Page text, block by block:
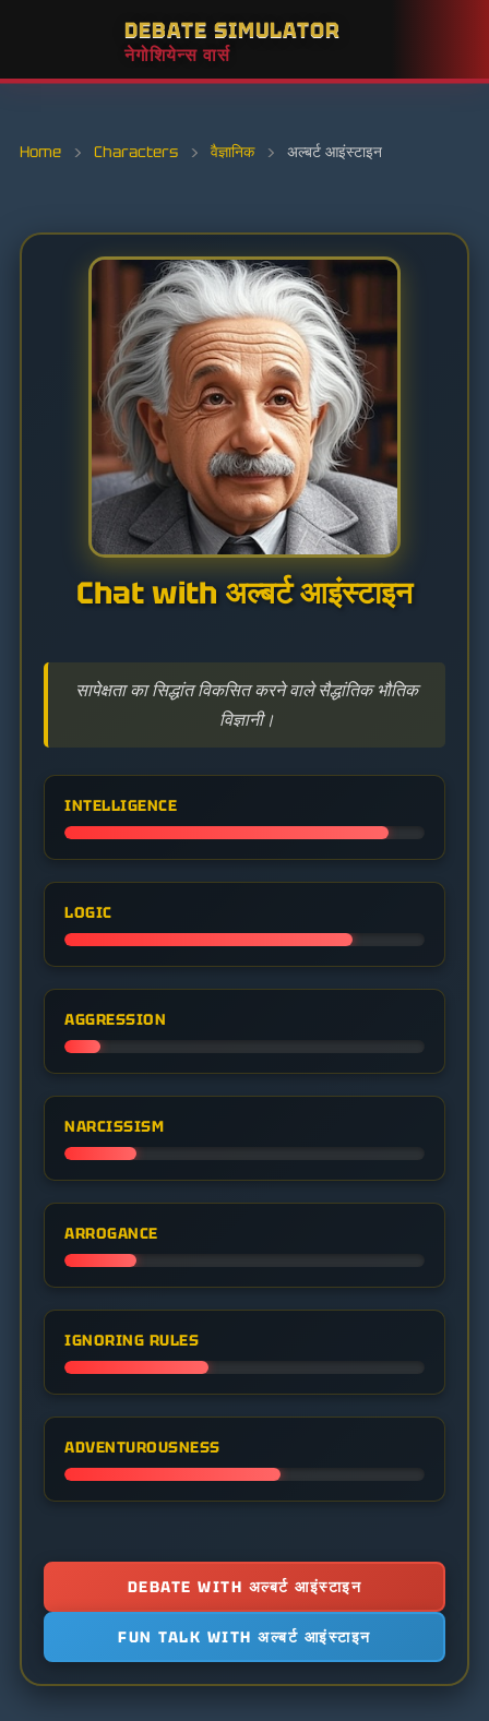
DEBATE SIMULATOR
नेगोशियेन्स वार्स
Home › Characters › वैज्ञानिक › अल्बर्ट आइंस्टाइन
Chat with अल्बर्ट आइंस्टाइन
सापेक्षता का सिद्धांत विकसित करने वाले सैद्धांतिक भौतिक
विज्ञानी।
INTELLIGENCE
LOGIC
AGGRESSION
NARCISSISM
ARROGANCE
IGNORING RULES
ADVENTUROUSNESS
DEBATE WITH अल्बर्ट आइंस्टाइन
FUN TALK WITH अल्बर्ट आइंस्टाइन